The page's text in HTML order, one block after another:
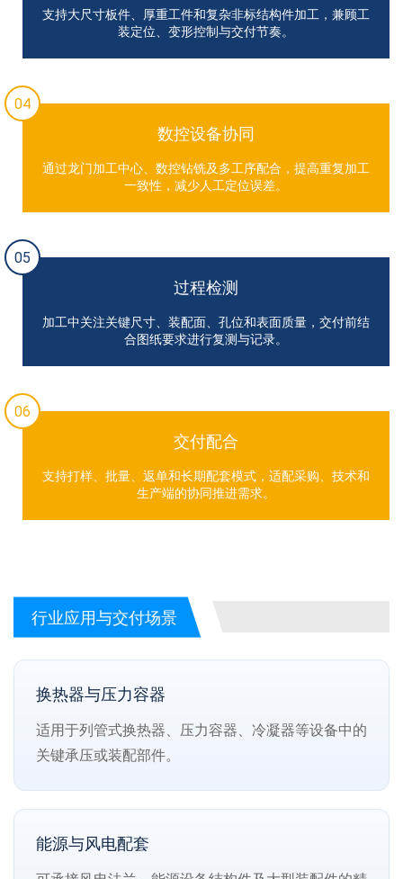
支持大尺寸板件、厚重工件和复杂非标结构件加工，兼顾工
装定位、变形控制与交付节奏。
04
数控设备协同
通过龙门加工中心、数控钻铣及多工序配合，提高重复加工
一致性，减少人工定位误差。
05
过程检测
加工中关注关键尺寸、装配面、孔位和表面质量，交付前结
合图纸要求进行复测与记录。
06
交付配合
支持打样、批量、返单和长期配套模式，适配采购、技术和
生产端的协同推进需求。
行业应用与交付场景
换热器与压力容器
适用于列管式换热器、压力容器、冷凝器等设备中的
关键承压或装配部件。
能源与风电配套